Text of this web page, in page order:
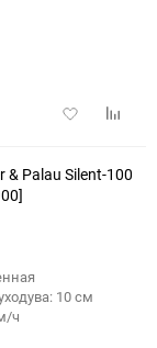
Добавить
Palau Silent-100
10 см
ч